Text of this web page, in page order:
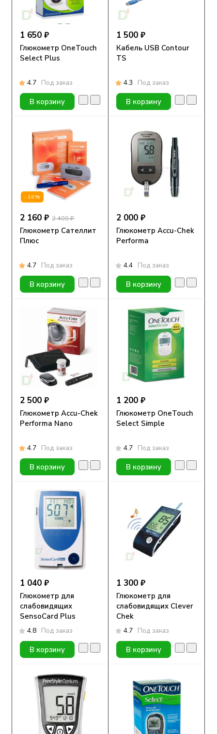
1 650 ₽
Глюкометр OneTouch
Select Plus
4.7 Под заказ
В корзину
1 500 ₽
Кабель USB Contour
TS
4.3 Под заказ
В корзину
-10%
2 160 ₽ 2 400 ₽
Глюкометр Сателлит
Плюс
4.7 Под заказ
В корзину
2 000 ₽
Глюкометр Accu-Chek
Performa
4.4 Под заказ
В корзину
2 500 ₽
Глюкометр Accu-Chek
Performa Nano
4.7 Под заказ
В корзину
1 200 ₽
Глюкометр OneTouch
Select Simple
4.7 Под заказ
В корзину
1 040 ₽
Глюкометр для
слабовидящих
SensoCard Plus
4.8 Под заказ
В корзину
1 300 ₽
Глюкометр для
слабовидящих Clever
Chek
4.7 Под заказ
В корзину